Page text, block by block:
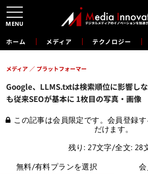
ホーム メディア テクノロジー
Google、LLMS.txtは検索順位に影響し
も従来SEOが基本に 1枚目の写真・画像
メディア プラットフォーマー
この記事は会員限定です。会員登録
だけます。
残り: 27文字/全文: 28
無料/有料プランを選択
MENU